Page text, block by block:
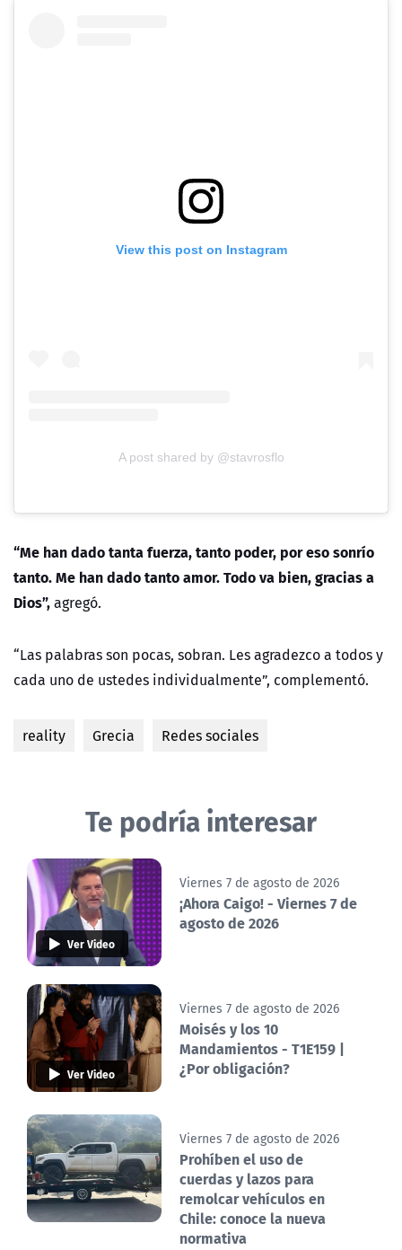
View this post on Instagram
A post shared by @stavrosflo
“Me han dado tanta fuerza, tanto poder, por eso sonrío
tanto. Me han dado tanto amor. Todo va bien, gracias a
Dios”,agregó.
“Las palabras son pocas, sobran. Les agradezco a todos y
cada uno de ustedes individualmente”, complementó.
reality Grecia Redes sociales
Te podría interesar
Ver Video
Viernes 7 de agosto de 2026
¡Ahora Caigo! - Viernes 7 de
agosto de 2026
Ver Video
Viernes 7 de agosto de 2026
Moisés y los 10
Mandamientos - T1E159 |
¿Por obligación?
Viernes 7 de agosto de 2026
Prohíben el uso de
cuerdas y lazos para
remolcar vehículos en
Chile: conoce la nueva
normativa